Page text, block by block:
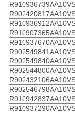
R910936739
R902420817
R910936912
R910907365
R910937670
R902549841
R902549840
R902544800
R902432106
R902546798
R910942837
R910937290